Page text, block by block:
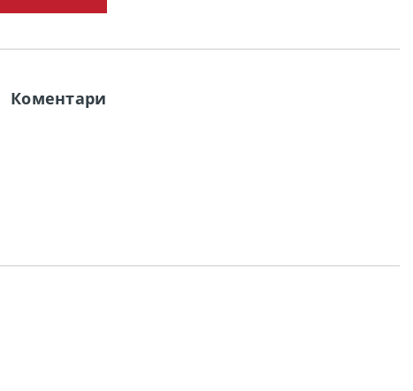
Коментари